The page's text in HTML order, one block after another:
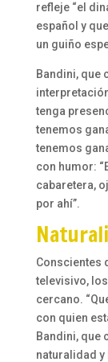
refleje “el
español y
un guiño
Bandini, que
tenga
tenemos
tenemos
con humor:
cabaretera,
por ahí”.
Conscientes
televisivo,
cercano.
con quien
Bandini, que
naturalidad y